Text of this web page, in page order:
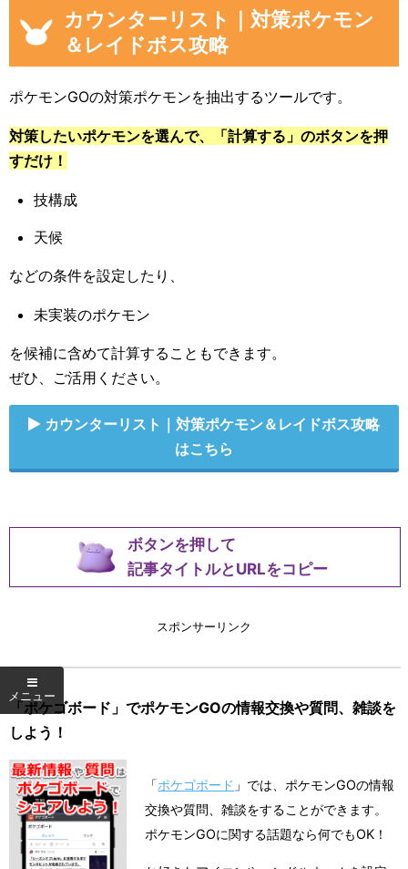
カウンターリスト｜対策ポケモン
＆レイドボス攻略
ポケモンGOの対策ポケモンを抽出するツールです。
対策したいポケモンを選んで、「計算する」のボタンを押
すだけ！
技構成
天候
などの条件を設定したり、
未実装のポケモン
を候補に含めて計算することもできます。
ぜひ、ご活用ください。
カウンターリスト｜対策ポケモン＆レイドボス攻略
はこちら
ボタンを押して
記事タイトルとURLをコピー
スポンサーリンク
「ポケゴボード」でポケモンGOの情報交換や質問、雑談を
しよう！
「ポケゴボード 」では、ポケモンGOの情報
交換や質問、雑談をすることができます。
ポケモンGOに関する話題なら何でもOK！